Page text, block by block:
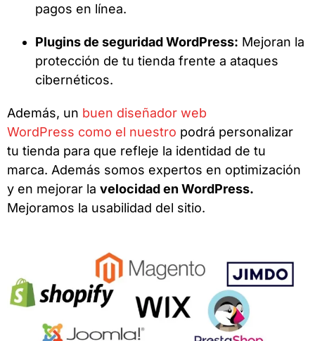
pagos en línea.
Plugins de seguridad WordPress: Mejoran la
protección de tu tienda frente a ataques
cibernéticos.
Además, un buen diseñador web
WordPress como el nuestro podrá personalizar
tu tienda para que refleje la identidad de tu
marca. Además somos expertos en optimización
y en mejorar la velocidad en WordPress.
Mejoramos la usabilidad del sitio.